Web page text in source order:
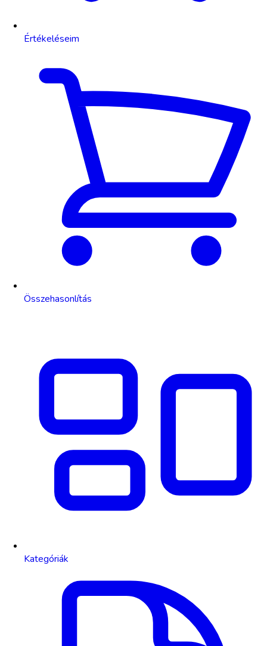
Értékeléseim
Összehasonlítás
Kategóriák